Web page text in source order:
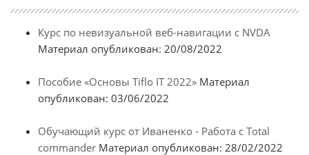
Курс по невизуальной веб-навигации с NVDA
Материал опубликован: 20/08/2022
Пособие «Основы Tiflo IT 2022» Материал
опубликован: 03/06/2022
Обучающий курс от Иваненко - Работа с Total
commander Материал опубликован: 28/02/2022